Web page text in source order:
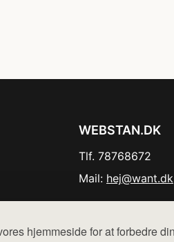
hjemmeside for at forbedre
WEBSTAN.DK
Tlf. 78768672
Mail: hej@want.dk